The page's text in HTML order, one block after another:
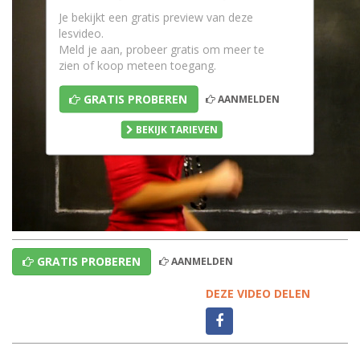
Je bekijkt een gratis preview van deze
lesvideo.
Meld je aan, probeer gratis om meer te
zien of koop meteen toegang.
GRATIS PROBEREN AANMELDEN
BEKIJK TARIEVEN
GRATIS PROBEREN AANMELDEN
DEZE VIDEO DELEN